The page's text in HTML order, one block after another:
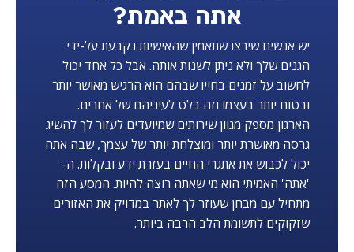
אתה באמת?
יש אנשים שירצו שתאמין שהאישיות נקבעת על-ידי
הגנים שלך ולא ניתן לשנות אותה. אבל כל אחד יכול
לחשוב על זמנים בחייו שבהם הוא הרגיש מאושר יותר
ובטוח יותר בעצמו וזה בלט לעיניהם של אחרים.
הארגון מספק מגוון שירותים שמיועדים לעזור לך להשיג
גרסה מאושרת יותר ומוצלחת יותר של עצמך, שבה אתה
יכול לכבוש את אתגרי החיים בעזרת ידע ובקלות. ה-
'אתה' האמיתי הוא מי שאתה רוצה להיות. המסע הזה
מתחיל עם מבחן שעוזר לך לאתר במדויק את האזורים
שזקוקים לתשומת הלב הרבה ביותר.